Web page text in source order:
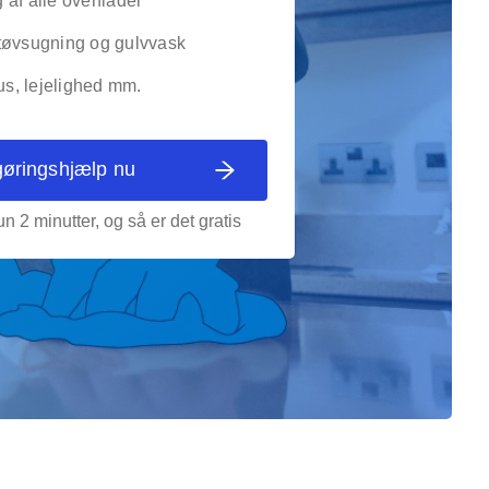
og gulvvask
lejelighed mm.
nu
2 minutter, og så er det gratis